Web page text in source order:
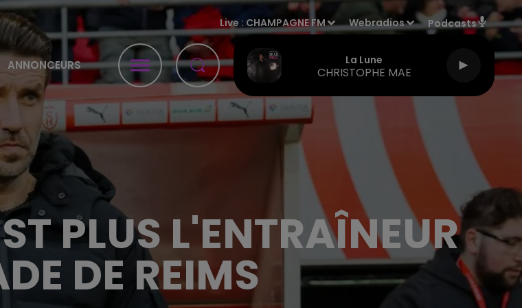
ANNONCEURS
Live : CHAMPAGNE FM Webradios Podcasts
La Lune
CHRISTOPHE MAE
PLUS L'ENTRAÎNEUR
DE REIMS